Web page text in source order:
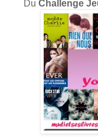
Du Challenge